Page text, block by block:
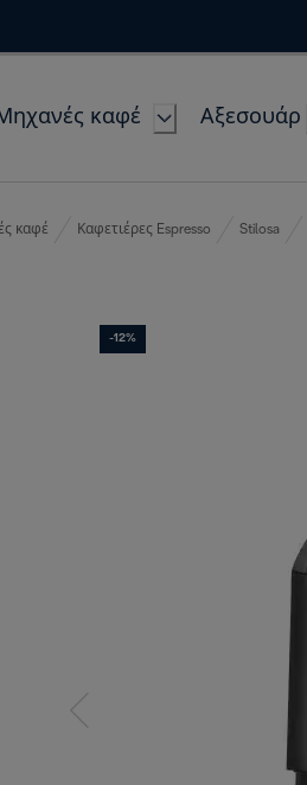
καφέ Αξεσουάρ
καφέ Καφετιέρες Espresso Stilosa
-12%